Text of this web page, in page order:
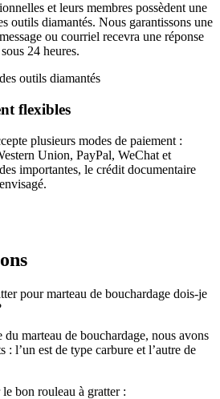
et leurs membres possèdent une
outils diamantés. Nous garantissons une
ou courriel recevra une réponse
sous 24 heures.
flexibles
plusieurs modes de paiement :
Union, PayPal, WeChat et
importantes, le crédit documentaire
pour marteau de bouchardage dois-je
marteau de bouchardage, nous avons
l’un est de type carbure et l’autre de
bon rouleau à gratter :